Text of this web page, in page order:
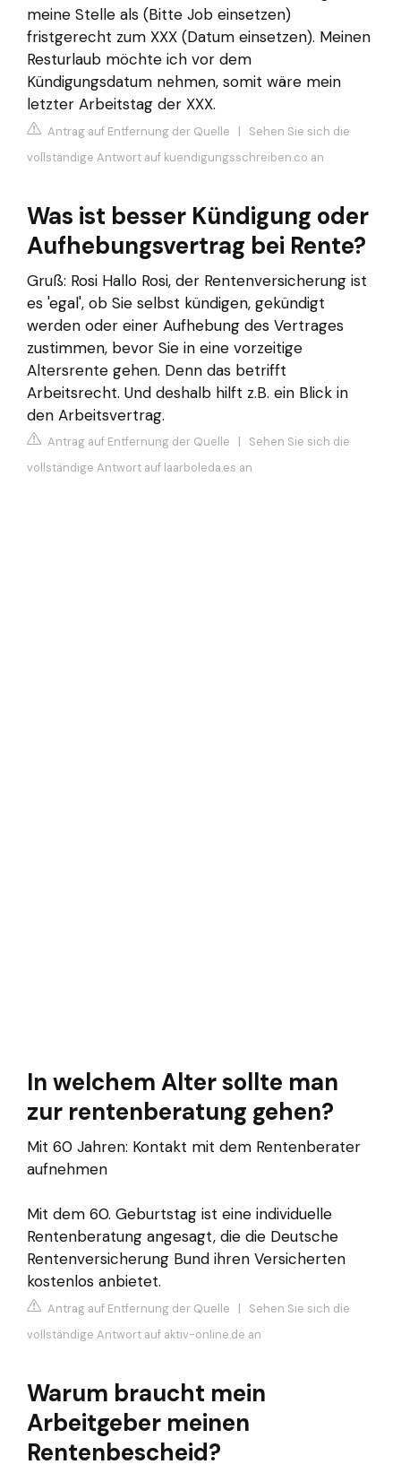
meine Stelle als (Bitte Job einsetzen)
fristgerecht zum XXX (Datum einsetzen). Meinen
Resturlaub möchte ich vor dem
Kündigungsdatum nehmen, somit wäre mein
letzter Arbeitstag der XXX.
Antrag auf Entfernung der Quelle | Sehen Sie sich die
vollständige Antwort auf kuendigungsschreiben.co an
Was ist besser Kündigung oder
Aufhebungsvertrag bei Rente?
Gruß: Rosi Hallo Rosi, der Rentenversicherung ist
es 'egal', ob Sie selbst kündigen, gekündigt
werden oder einer Aufhebung des Vertrages
zustimmen, bevor Sie in eine vorzeitige
Altersrente gehen. Denn das betrifft
Arbeitsrecht. Und deshalb hilft z.B. ein Blick in
den Arbeitsvertrag.
Antrag auf Entfernung der Quelle | Sehen Sie sich die
vollständige Antwort auf laarboleda.es an
In welchem Alter sollte man
zur rentenberatung gehen?
Mit 60 Jahren: Kontakt mit dem Rentenberater
aufnehmen
Mit dem 60. Geburtstag ist eine individuelle
Rentenberatung angesagt, die die Deutsche
Rentenversicherung Bund ihren Versicherten
kostenlos anbietet.
Antrag auf Entfernung der Quelle | Sehen Sie sich die
vollständige Antwort auf aktiv-online.de an
Warum braucht mein
Arbeitgeber meinen
Rentenbescheid?